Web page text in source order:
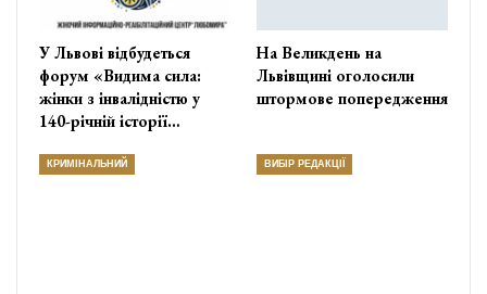
У Львові відбудеться
форум «Видима сила:
жінки з інвалідністю у
140-річній історії…
На Великдень на
Львівщині оголосили
штормове попередження
КРИМІНАЛЬНИЙ ВИБІР РЕДАКЦІЇ